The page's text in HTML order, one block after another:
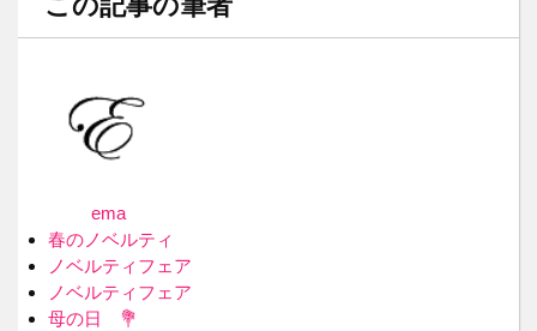
ema
春のノベルティ
ノベルティフェア
ノベルティフェア
母の日 💐